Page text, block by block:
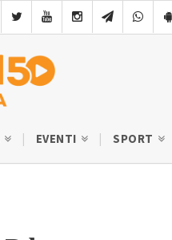
EVENTI SPORT